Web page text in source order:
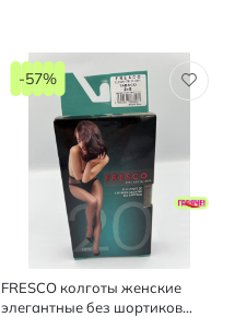
FRESCO колготы женские
элегантные без шортиков
-57%